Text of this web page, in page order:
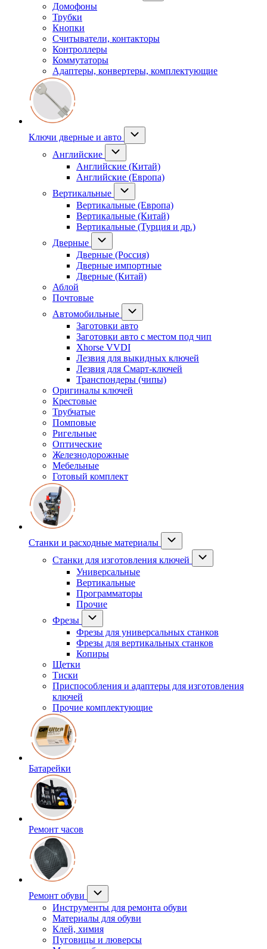
Домофоны
Трубки
Кнопки
Считыватели, контакторы
Контроллеры
Коммутаторы
Адаптеры, конвертеры, комплектующие
Ключи дверные и авто
Английские
Английские (Китай)
Английские (Европа)
Вертикальные
Вертикальные (Европа)
Вертикальные (Китай)
Вертикальные (Турция и др.)
Дверные
Дверные (Россия)
Дверные импортные
Дверные (Китай)
Аблой
Почтовые
Автомобильные
Заготовки авто
Заготовки авто с местом под чип
Xhorse VVDI
Лезвия для выкидных ключей
Лезвия для Смарт-ключей
Транспондеры (чипы)
Оригиналы ключей
Крестовые
Трубчатые
Помповые
Ригельные
Оптические
Железнодорожные
Мебельные
Готовый комплект
Станки и расходные материалы
Станки для изготовления ключей
Универсальные
Вертикальные
Программаторы
Прочие
Фрезы
Фрезы для универсальных станков
Фрезы для вертикальных станков
Копиры
Щетки
Тиски
Приспособления и адаптеры для изготовления
ключей
Прочие комплектующие
Батарейки
Ремонт часов
Ремонт обуви
Инструменты для ремонта обуви
Материалы для обуви
Клей, химия
Пуговицы и люверсы